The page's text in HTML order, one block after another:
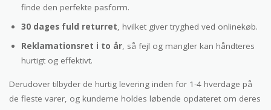
finde den perfekte pasform.
30 dages fuld returret, hvilket giver tryghed ved onlinekøb.
Reklamationsret i to år, så fejl og mangler kan håndteres
hurtigt og effektivt.
Derudover tilbyder de hurtig levering inden for 1-4 hverdage på
de fleste varer, og kunderne holdes løbende opdateret om deres